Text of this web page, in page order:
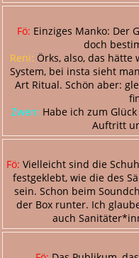
Fö: Einziges Manko: Der
doch
Reni: Örks, also, das
System, bei insta sieht
Art Ritual. Schön aber:
Zwen: Habe ich zum
Auftritt
Fö: Vielleicht sind die
festgeklebt, wie die des
sein. Schon beim
der Box runter. Ich
auch